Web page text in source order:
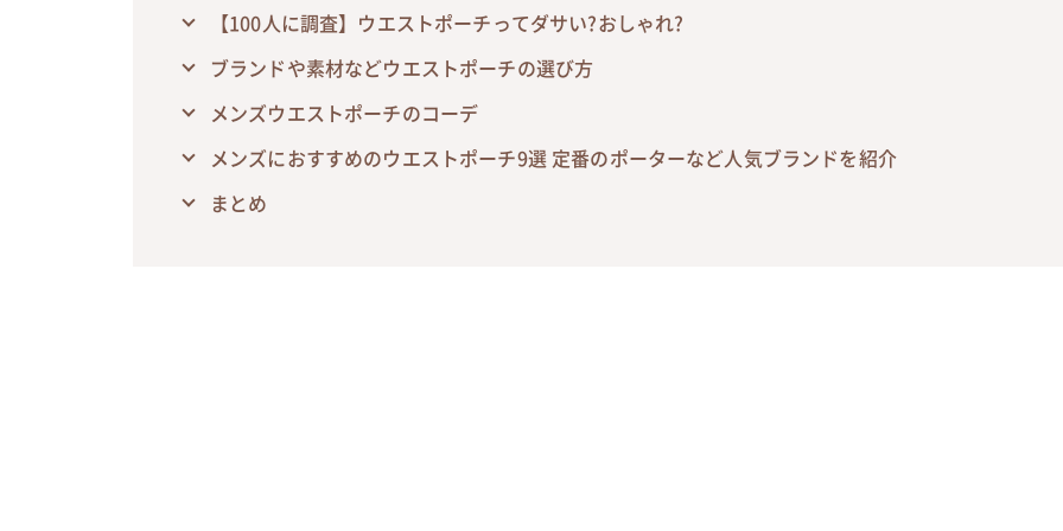
【100人に調査】ウエストポーチってダサい?おしゃれ?
ブランドや素材などウエストポーチの選び方
メンズウエストポーチのコーデ
メンズにおすすめのウエストポーチ9選 定番のポーターなど人気ブランドを紹介
まとめ